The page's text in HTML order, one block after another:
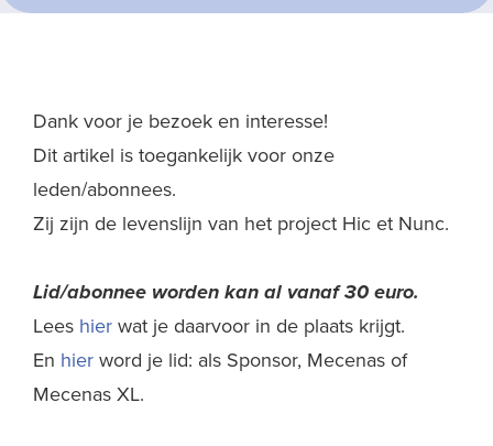
Dank voor je bezoek en interesse!
Dit artikel is toegankelijk voor onze
leden/abonnees.
Zij zijn de levenslijn van het project Hic et Nunc.
Lid/abonnee worden kan al vanaf 30 euro.
Lees hierwat je daarvoor in de plaats krijgt.
En hierword je lid: als Sponsor, Mecenas of
Mecenas XL.